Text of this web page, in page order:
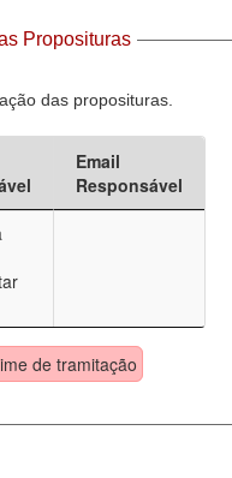
Proposituras
das proposituras.
Email
Responsável
de tramitação